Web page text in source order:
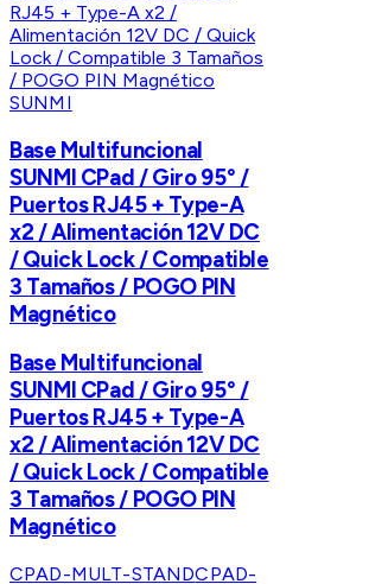
SUNMI
Base Multifuncional
SUNMI CPad / Giro 95° /
Puertos RJ45 + Type-A
x2 / Alimentación 12V DC
/ Quick Lock / Compatible
3 Tamaños / POGO PIN
Magnético
Base Multifuncional
SUNMI CPad / Giro 95° /
Puertos RJ45 + Type-A
x2 / Alimentación 12V DC
/ Quick Lock / Compatible
3 Tamaños / POGO PIN
Magnético
CPAD-MULT-STANDCPAD-